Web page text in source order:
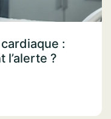
:
l’alerte ?